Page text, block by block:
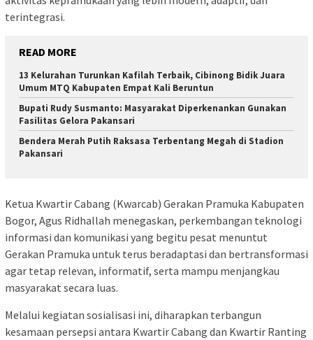
terintegrasi.
READ MORE
13 Kelurahan Turunkan Kafilah Terbaik, Cibinong Bidik Juara
Umum MTQ Kabupaten Empat Kali Beruntun
Bupati Rudy Susmanto: Masyarakat Diperkenankan Gunakan
Fasilitas Gelora Pakansari
Bendera Merah Putih Raksasa Terbentang Megah di Stadion
Pakansari
Ketua Kwartir Cabang (Kwarcab) Gerakan Pramuka Kabupaten
Bogor, Agus Ridhallah menegaskan, perkembangan teknologi
informasi dan komunikasi yang begitu pesat menuntut
Gerakan Pramuka untuk terus beradaptasi dan bertransformasi
agar tetap relevan, informatif, serta mampu menjangkau
masyarakat secara luas.
Melalui kegiatan sosialisasi ini, diharapkan terbangun
kesamaan persepsi antara Kwartir Cabang dan Kwartir Ranting